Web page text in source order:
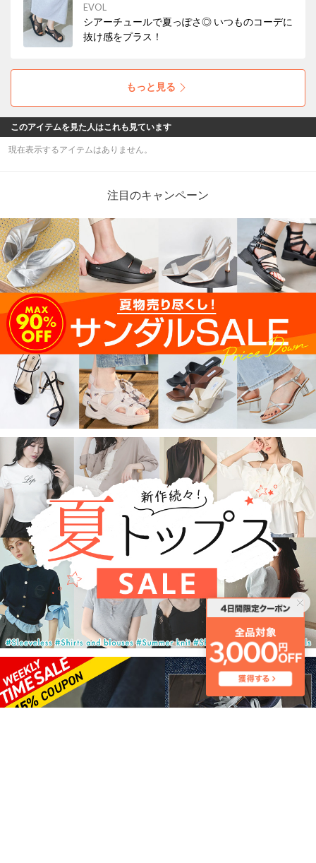
EVOL
シアーチュールで夏っぽさ◎ いつものコーデに
抜け感をプラス！
もっと見る
このアイテムを見た人はこれも見ています
現在表示するアイテムはありません。
注目のキャンペーン